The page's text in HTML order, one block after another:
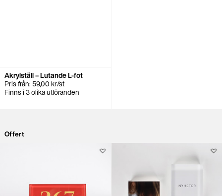
Akrylställ – Lutande L-fot
Pris från:59,00kr/st
Finns i 3 olika utföranden
Offert